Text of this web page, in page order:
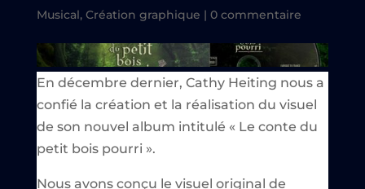
Musical, Création graphique | 0 commentaire
En décembre dernier, Cathy Heiting nous a
confié la création et la réalisation du visuel
de son nouvel album intitulé « Le conte du
petit bois pourri ».
Nous avons conçu le visuel original de